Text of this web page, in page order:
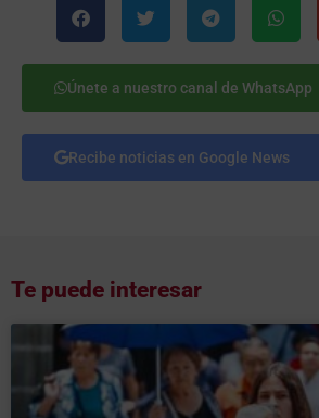
Únete a nuestro canal de WhatsApp
Recibe noticias en Google News
Te puede interesar